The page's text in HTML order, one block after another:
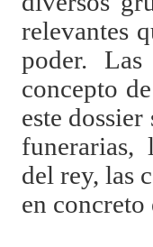
relevantes
poder.
concepto
este
funerarias,
del rey, las
en